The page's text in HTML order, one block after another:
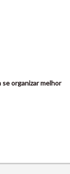
organizar melhor